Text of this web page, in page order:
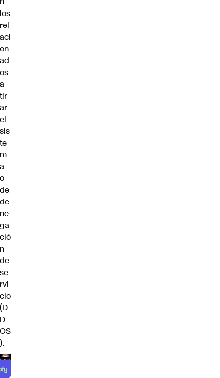
los
rel
aci
on
ad
os
a
tir
ar
el
sis
te
m
a
o
de
de
ne
ga
ció
n
de
se
rvi
cio
(D
D
OS
).